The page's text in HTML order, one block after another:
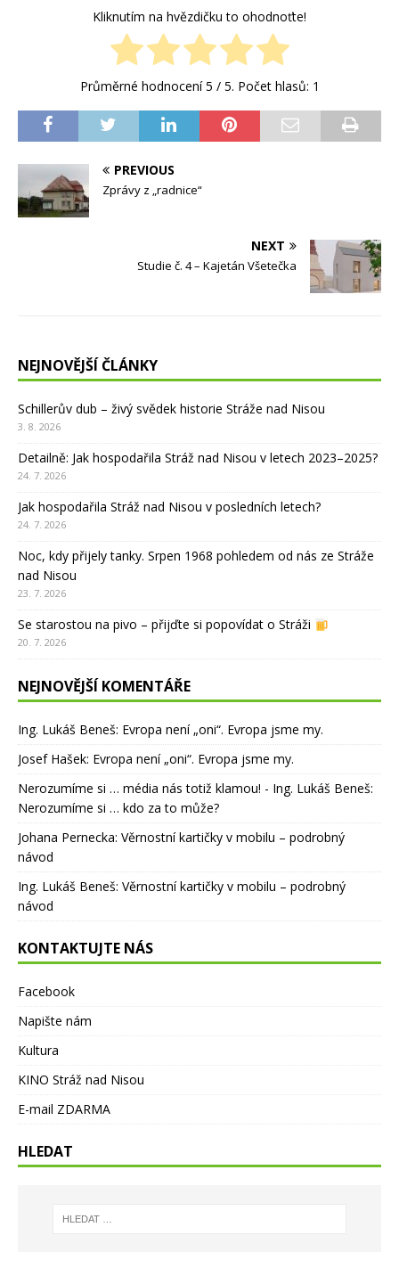
Kliknutím na hvězdičku to ohodnoťte!
Průměrné hodnocení5 / 5. Počet hlasů: 1
PREVIOUS
Zprávy z „radnice“
NEXT
Studie č. 4 – Kajetán Všetečka
NEJNOVĚJŠÍ ČLÁNKY
Schillerův dub – živý svědek historie Stráže nad Nisou
3. 8. 2026
Detailně: Jak hospodařila Stráž nad Nisou v letech 2023–2025?
24. 7. 2026
Jak hospodařila Stráž nad Nisou v posledních letech?
24. 7. 2026
Noc, kdy přijely tanky. Srpen 1968 pohledem od nás ze Stráže
nad Nisou
23. 7. 2026
Se starostou na pivo – přijďte si popovídat o Stráži
20. 7. 2026
NEJNOVĚJŠÍ KOMENTÁŘE
Ing. Lukáš Beneš: Evropa není „oni“. Evropa jsme my.
Josef Hašek: Evropa není „oni“. Evropa jsme my.
Nerozumíme si … média nás totiž klamou! - Ing. Lukáš Beneš:
Nerozumíme si … kdo za to může?
Johana Pernecka: Věrnostní kartičky v mobilu – podrobný
návod
Ing. Lukáš Beneš: Věrnostní kartičky v mobilu – podrobný
návod
KONTAKTUJTE NÁS
Facebook
Napište nám
Kultura
KINO Stráž nad Nisou
E-mail ZDARMA
HLEDAT